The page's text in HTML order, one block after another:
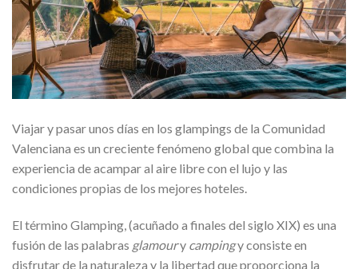
Viajar y pasar unos días en los glampings de la Comunidad
Valenciana es un creciente fenómeno global que combina la
experiencia de acampar al aire libre con el lujo y las
condiciones propias de los mejores hoteles.
El término Glamping, (acuñado a finales del siglo XIX) es una
fusión de las palabras glamoury campingy consiste en
disfrutar de la naturaleza y la libertad que proporciona la